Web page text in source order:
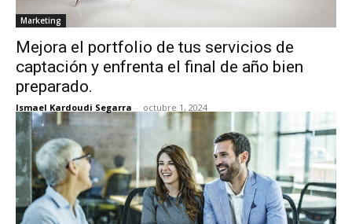
Marketing
Mejora el portfolio de tus servicios de
captación y enfrenta el final de año bien
preparado.
Ismael Kardoudi Segarra - octubre 1, 2024